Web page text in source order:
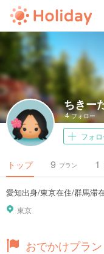
ちきー
4フォロー
フォ
トップ プラン
9 1
愛知出身/東京在住/群馬滞
東京
おでかけプラン